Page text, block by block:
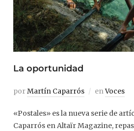
La oportunidad
porMartín Caparrós enVoces
«Postales» es la nueva serie de
Caparrós en Altaïr Magazine,